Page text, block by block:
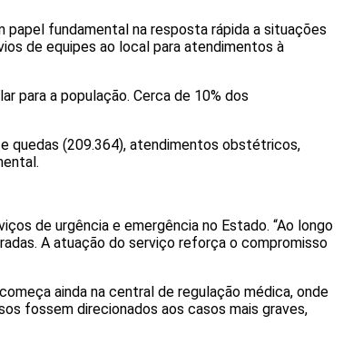
fundamental na resposta rápida a situações
de equipes ao local para atendimentos à
para a população. Cerca de 10% dos
quedas (209.364), atendimentos obstétricos,
de urgência e emergência no Estado. “Ao longo
A atuação do serviço reforça o compromisso
ainda na central de regulação médica, onde
fossem direcionados aos casos mais graves,